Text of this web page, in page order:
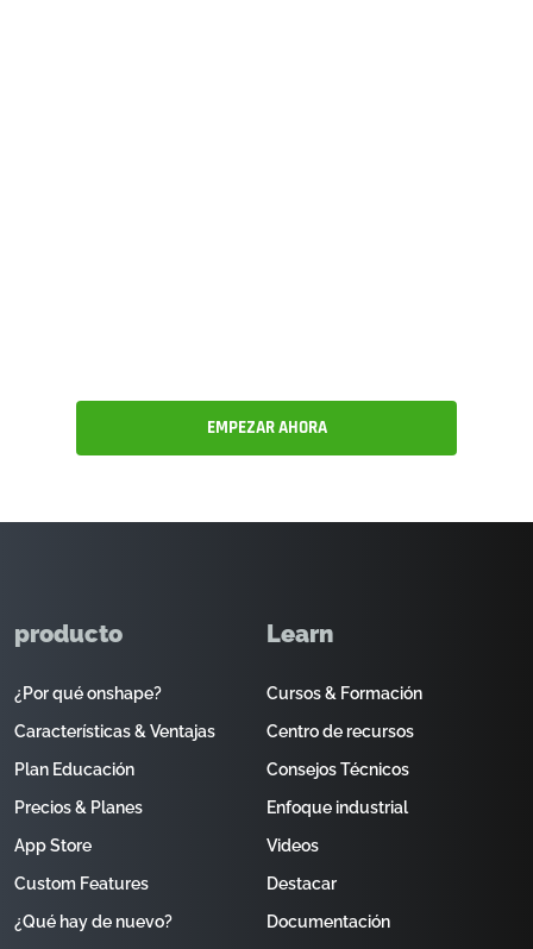
EMPEZAR AHORA
producto
¿Por qué onshape?
Características & Ventajas
Plan Educación
Precios & Planes
App Store
Custom Features
¿Qué hay de nuevo?
Learn
Cursos & Formación
Centro de recursos
Consejos Técnicos
Enfoque industrial
Videos
Destacar
Documentación